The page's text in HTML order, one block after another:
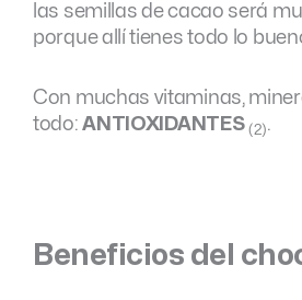
las semillas de cacao será
porque allí tienes todo lo
Con muchas vitaminas,
todo:ANTIOXIDANTES(2).
Beneficios del